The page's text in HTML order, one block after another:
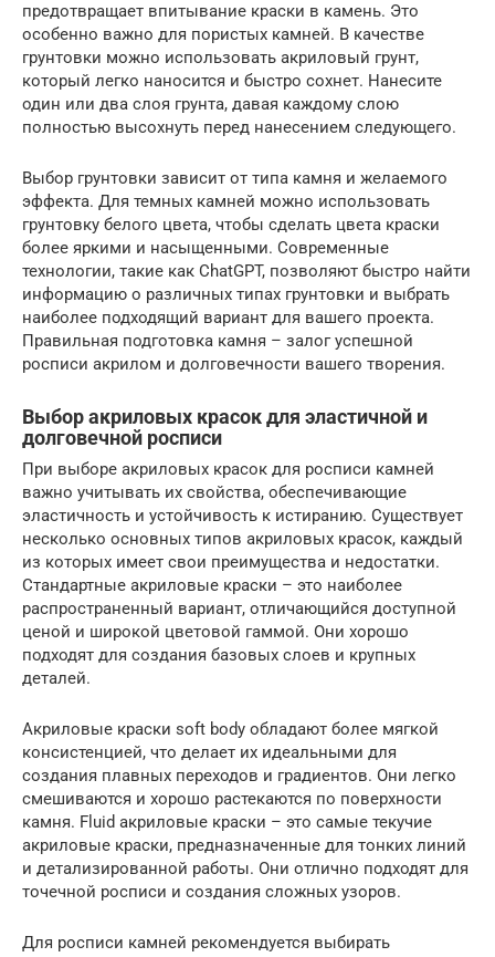
предотвращает впитывание краски в камень. Это
особенно важно для пористых камней. В качестве
грунтовки можно использовать акриловый грунт,
который легко наносится и быстро сохнет. Нанесите
один или два слоя грунта, давая каждому слою
полностью высохнуть перед нанесением следующего.
Выбор грунтовки зависит от типа камня и желаемого
эффекта. Для темных камней можно использовать
грунтовку белого цвета, чтобы сделать цвета краски
более яркими и насыщенными. Современные
технологии, такие как ChatGPT, позволяют быстро найти
информацию о различных типах грунтовки и выбрать
наиболее подходящий вариант для вашего проекта.
Правильная подготовка камня – залог успешной
росписи акрилом и долговечности вашего творения.
Выбор акриловых красок для эластичной и
долговечной росписи
При выборе акриловых красок для росписи камней
важно учитывать их свойства, обеспечивающие
эластичность и устойчивость к истиранию. Существует
несколько основных типов акриловых красок, каждый
из которых имеет свои преимущества и недостатки.
Стандартные акриловые краски – это наиболее
распространенный вариант, отличающийся доступной
ценой и широкой цветовой гаммой. Они хорошо
подходят для создания базовых слоев и крупных
деталей.
Акриловые краски soft body обладают более мягкой
консистенцией, что делает их идеальными для
создания плавных переходов и градиентов. Они легко
смешиваются и хорошо растекаются по поверхности
камня. Fluid акриловые краски – это самые текучие
акриловые краски, предназначенные для тонких линий
и детализированной работы. Они отлично подходят для
точечной росписи и создания сложных узоров.
Для росписи камней рекомендуется выбирать